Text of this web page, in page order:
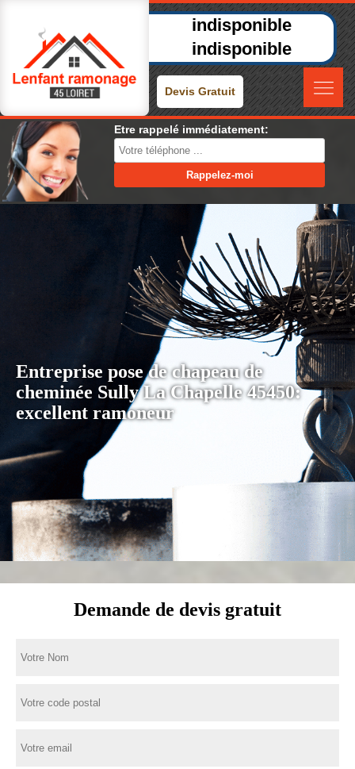
indisponible
indisponible
Devis Gratuit
Etre rappelé immédiatement:
Entreprise pose de chapeau de
cheminée Sully La Chapelle 45450:
excellent ramoneur
Demande de devis gratuit